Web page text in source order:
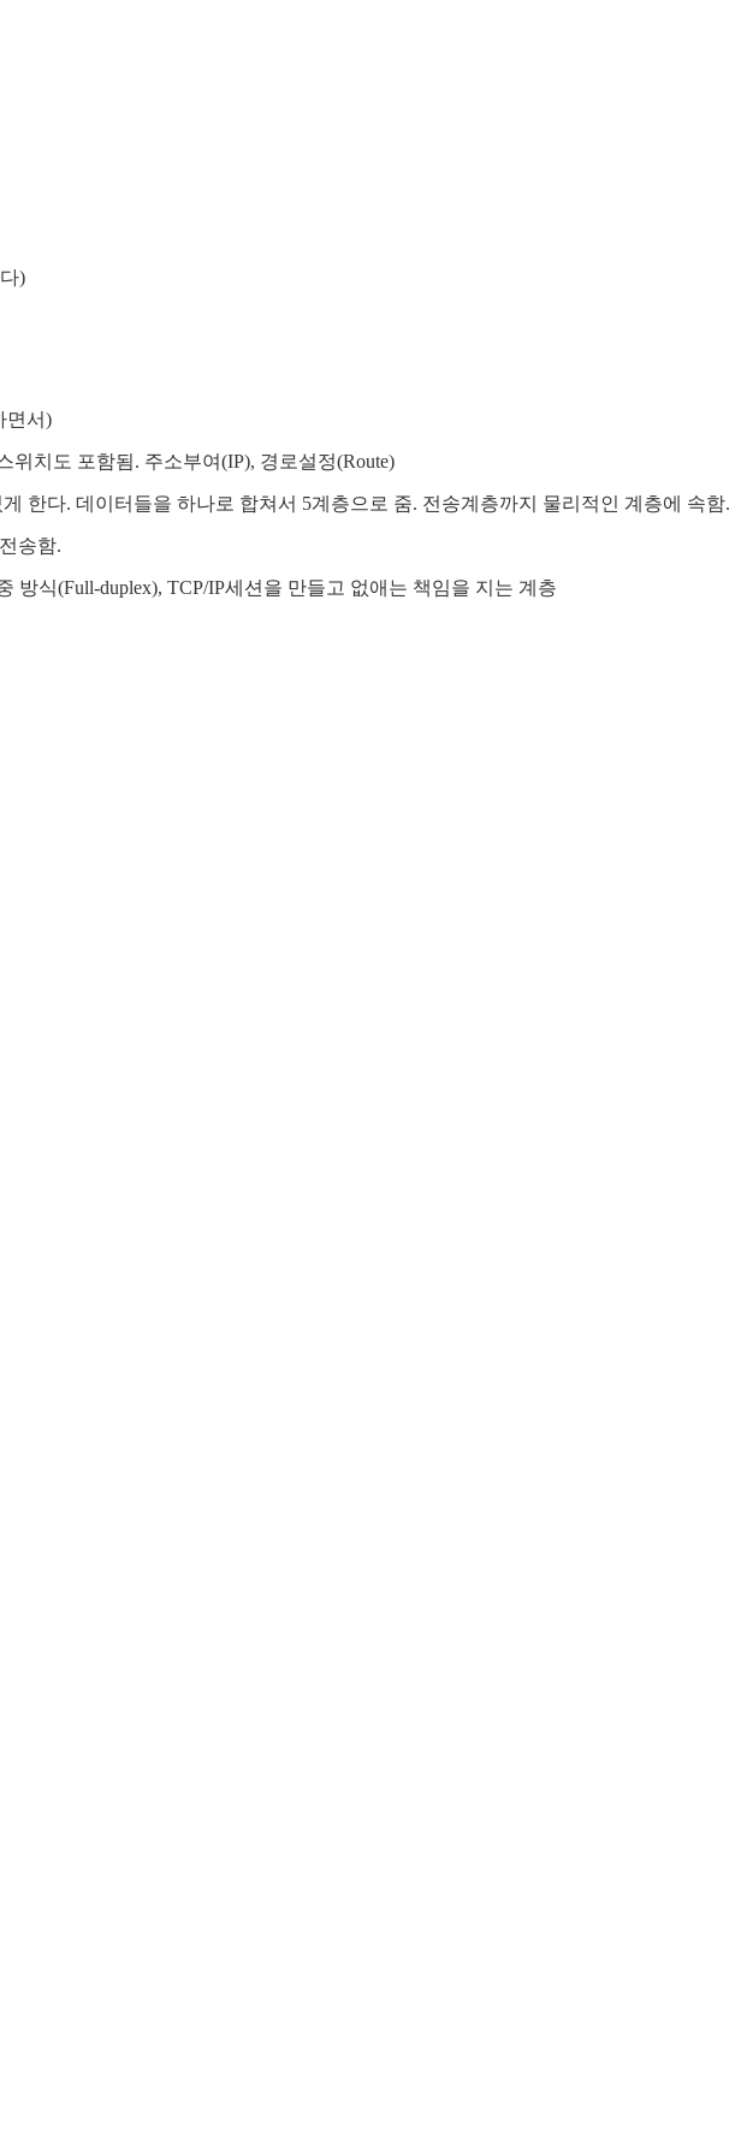
)
면서)
치도 포함됨. 주소부여(IP), 경로설정(Route)
한다. 데이터들을 하나로 합쳐서 5계층으로 줌. 전송계층까지 물리적인 계층에 속함.
송함.
방식(Full-duplex), TCP/IP세션을 만들고 없애는 책임을 지는 계층